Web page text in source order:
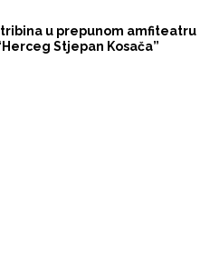
tribina u prepunom amfiteatru
Stjepan Kosača”